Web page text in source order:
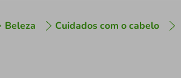
Beleza Cuidados com o cabelo
2º cafeteira